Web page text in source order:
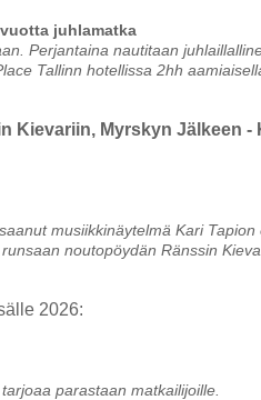
juhlamatka
Perjantaina nautitaan
Tallinn hotellissa 2hh
Kievariin, Myrskyn Jälkeen -
musiikkinäytelmä Kari Tapion
noutopöydän Ränssin
2026:
parastaan matkailijoille.